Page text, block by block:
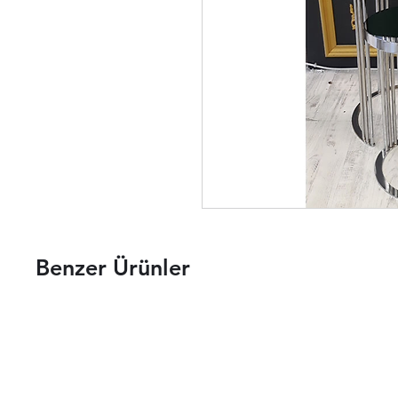
Benzer Ürünler